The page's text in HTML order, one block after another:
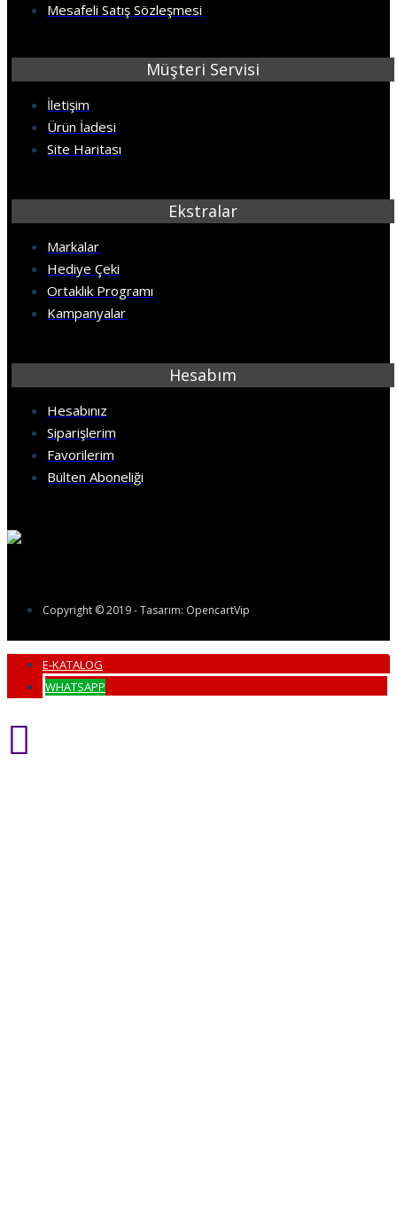
Mesafeli Satış Sözleşmesi
Müşteri Servisi
İletişim
Ürün İadesi
Site Haritası
Ekstralar
Markalar
Hediye Çeki
Ortaklık Programı
Kampanyalar
Hesabım
Hesabınız
Siparişlerim
Favorilerim
Bülten Aboneliği
Copyright © 2019 - Tasarım: OpencartVip
E-KATALOG
WHATSAPP